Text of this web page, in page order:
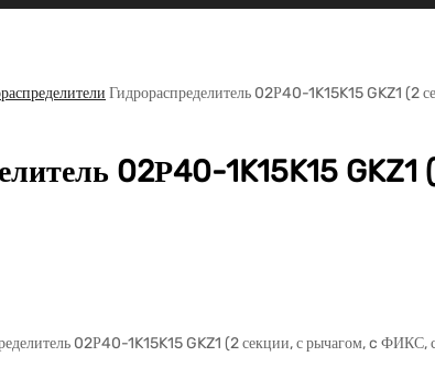
Гидрораспределитель 02Р40-1K15K15 GKZ1
02Р40-1K15K15
02Р40-1K15K15 GKZ1 (2 секции, с рычагом, c